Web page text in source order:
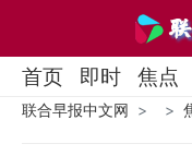
首页 即时 焦点
联合早报中文网